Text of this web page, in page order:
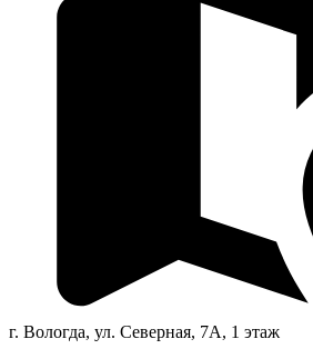
г. Вологда, ул. Северная, 7А, 1 этаж